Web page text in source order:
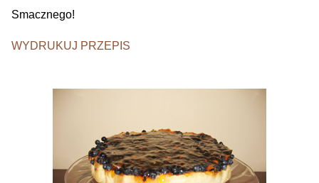
Smacznego!
WYDRUKUJ PRZEPIS